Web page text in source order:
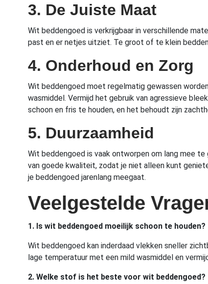
3. De Juiste Maat
Wit beddengoed is verkrijgbaar in verschillende
past en er netjes uitziet. Te groot of te klein
4. Onderhoud en Zorg
Wit beddengoed moet regelmatig gewassen
wasmiddel. Vermijd het gebruik van agressieve
schoon en fris te houden, en het behoudt zijn
5. Duurzaamheid
Wit beddengoed is vaak ontworpen om lang mee
van goede kwaliteit, zodat je niet alleen kunt
je beddengoed jarenlang meegaat.
Veelgestelde
1. Is wit beddengoed moeilijk schoon te houden?
Wit beddengoed kan inderdaad vlekken sneller
lage temperatuur met een mild wasmiddel en
2. Welke stof is het beste voor wit beddengoed?